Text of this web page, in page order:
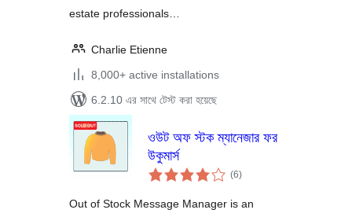
estate professionals…
Charlie Etienne
8,000+ active installations
6.2.10 এর সাথে টেস্ট করা হয়েছে
ওউট অফ স্টক ম্যানেজার ফর
উকুমার্স
(6total
ratings
)
Out of Stock Message Manager is an